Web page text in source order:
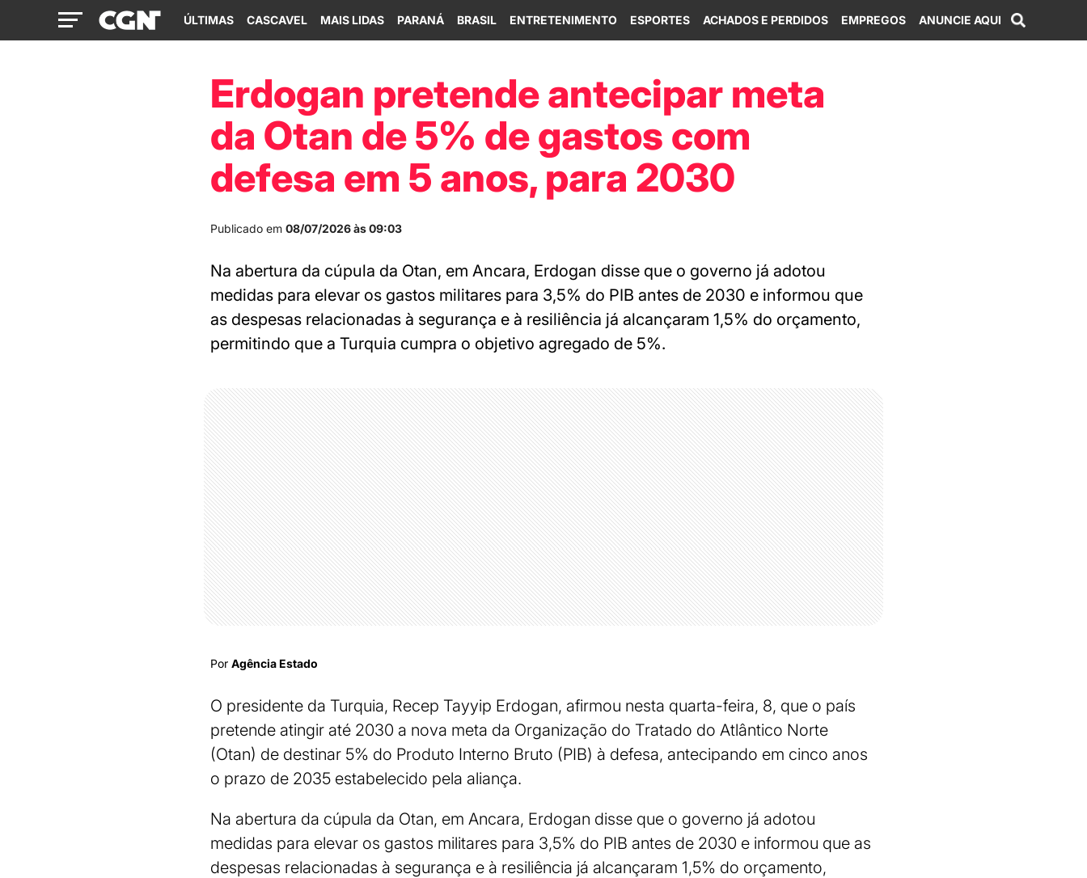
ÚLTIMAS CASCAVEL MAIS LIDAS PARANÁ BRASIL ENTRETENIMENTO ESPORTES ACHADOS E PERDIDOS EMPREGOS ANUNCIE AQUI
Erdogan pretende antecipar meta
da Otan de 5% de gastos com
defesa em 5 anos, para 2030
Publicado em 08/07/2026 às 09:03
Na abertura da cúpula da Otan, em Ancara, Erdogan disse que o governo já adotou
medidas para elevar os gastos militares para 3,5% do PIB antes de 2030 e informou que
as despesas relacionadas à segurança e à resiliência já alcançaram 1,5% do orçamento,
permitindo que a Turquia cumpra o objetivo agregado de 5%.
Por Agência Estado
O presidente da Turquia, Recep Tayyip Erdogan, afirmou nesta quarta-feira, 8, que o país
pretende atingir até 2030 a nova meta da Organização do Tratado do Atlântico Norte
(Otan) de destinar 5% do Produto Interno Bruto (PIB) à defesa, antecipando em cinco anos
o prazo de 2035 estabelecido pela aliança.
Na abertura da cúpula da Otan, em Ancara, Erdogan disse que o governo já adotou
medidas para elevar os gastos militares para 3,5% do PIB antes de 2030 e informou que as
despesas relacionadas à segurança e à resiliência já alcançaram 1,5% do orçamento,